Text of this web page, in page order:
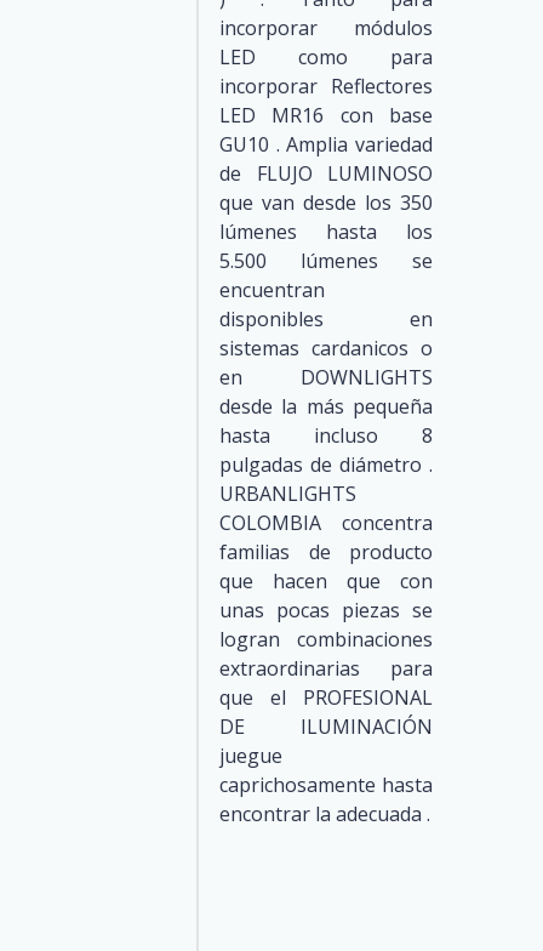
incorporar módulos
LED como para
incorporar Reflectores
LED MR16 con base
GU10 . Amplia variedad
de FLUJO LUMINOSO
que van desde los 350
lúmenes hasta los
5.500 lúmenes se
encuentran
disponibles en
sistemas cardanicos o
en DOWNLIGHTS
desde la más pequeña
hasta incluso 8
pulgadas de diámetro .
URBANLIGHTS
COLOMBIA concentra
familias de producto
que hacen que con
unas pocas piezas se
logran combinaciones
extraordinarias para
que el PROFESIONAL
DE ILUMINACIÓN
juegue
caprichosamente hasta
encontrar la adecuada .